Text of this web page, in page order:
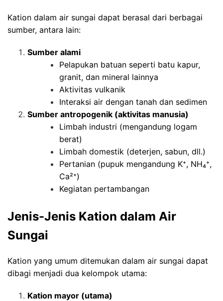
Kation dalam air sungai dapat berasal dari berbagai
sumber, antara lain:
Sumber alami
Pelapukan batuan seperti batu kapur,
granit, dan mineral lainnya
Aktivitas vulkanik
Interaksi air dengan tanah dan sedimen
Sumber antropogenik (aktivitas manusia)
Limbah industri (mengandung logam
berat)
Limbah domestik (deterjen, sabun, dll.)
Pertanian (pupuk mengandung K⁺, NH₄⁺,
Ca²⁺)
Kegiatan pertambangan
Jenis-Jenis Kation dalam Air
Sungai
Kation yang umum ditemukan dalam air sungai dapat
dibagi menjadi dua kelompok utama:
Kation mayor (utama)